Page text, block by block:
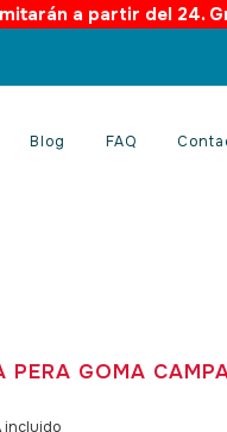
a partir del 24.
Blog FAQ
PERA GOMA
incluido